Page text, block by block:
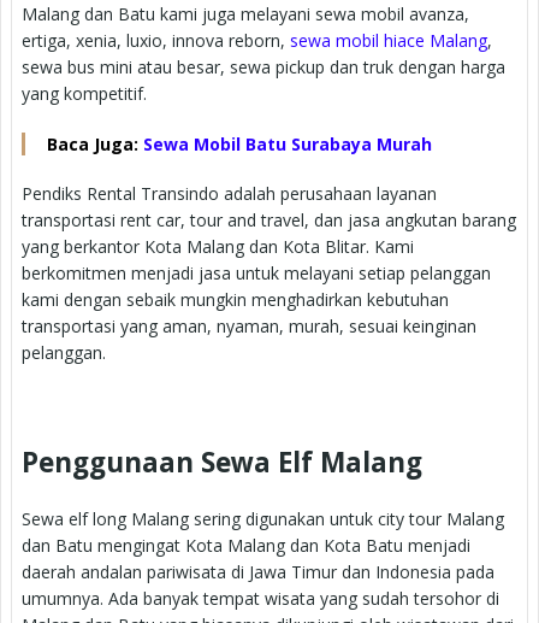
Malang dan Batu kami juga melayani sewa mobil avanza,
ertiga, xenia, luxio, innova reborn, sewa mobil hiace Malang,
sewa bus mini atau besar, sewa pickup dan truk dengan harga
yang kompetitif.
Baca Juga: Sewa Mobil Batu Surabaya Murah
Pendiks Rental Transindo adalah perusahaan layanan
transportasi rent car, tour and travel, dan jasa angkutan barang
yang berkantor Kota Malang dan Kota Blitar. Kami
berkomitmen menjadi jasa untuk melayani setiap pelanggan
kami dengan sebaik mungkin menghadirkan kebutuhan
transportasi yang aman, nyaman, murah, sesuai keinginan
pelanggan.
Penggunaan Sewa Elf Malang
Sewa elf long Malang sering digunakan untuk city tour Malang
dan Batu mengingat Kota Malang dan Kota Batu menjadi
daerah andalan pariwisata di Jawa Timur dan Indonesia pada
umumnya. Ada banyak tempat wisata yang sudah tersohor di